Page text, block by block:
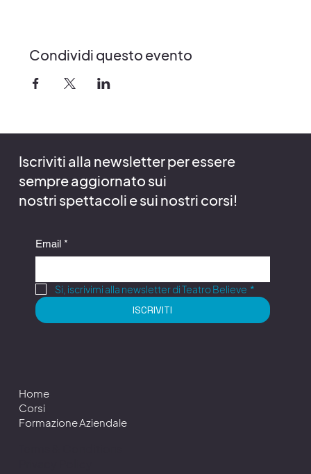
Condividi questo evento
Iscriviti alla newsletter per essere
sempre aggiornato sui
nostri spettacoli e sui nostri corsi!
Email *
Si, iscrivimi alla newsletter di Teatro Believe *
ISCRIVITI
Home
Corsi
Formazione Aziendale